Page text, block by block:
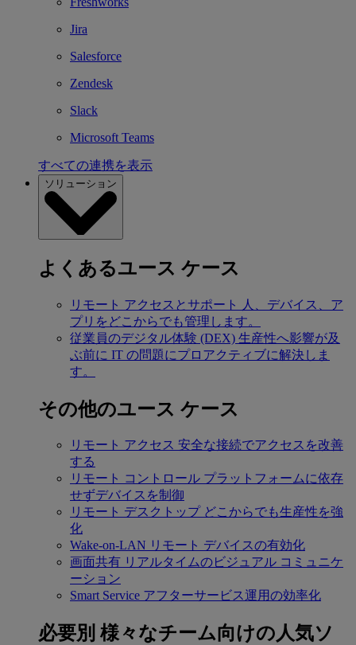
Jira
Salesforce
Zendesk
Slack
Microsoft Teams
すべての連携を表示
ソリューション
よくあるユース ケース
リモート アクセスとサポート
人、デバイス、ア
プリをどこからでも管理します。
従業員のデジタル体験 (DEX) 生産性へ影響が及
ぶ前に IT の問題にプロアクティブに解決しま
す。
その他のユース ケース
リモート アクセス 安全な接続でアクセスを改善
する
リモート コントロール プラットフォームに依存
せずデバイスを制御
リモート デスクトップ どこからでも生産性を強
化
Wake-on-LAN リモート デバイスの有効化
画面共有 リアルタイムのビジュアル コミュニケ
ーション
Smart Service アフターサービス運用の効率化
必要別 様々なチーム向けの人気ソ